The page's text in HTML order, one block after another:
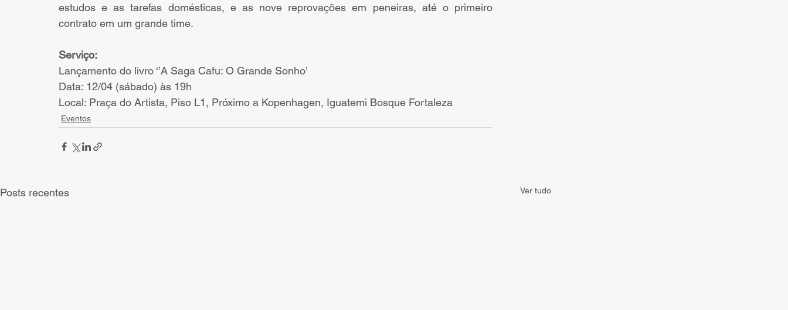
estudos e as tarefas domésticas, e as nove reprovações em peneiras, até o primeiro
contrato em um grande time.
Serviço:
Lançamento do livro ‘’A Saga Cafu: O Grande Sonho’
Data: 12/04 (sábado) às 19h
Local: Praça do Artista, Piso L1, Próximo a Kopenhagen, Iguatemi Bosque Fortaleza
Eventos
Posts recentes Ver tudo